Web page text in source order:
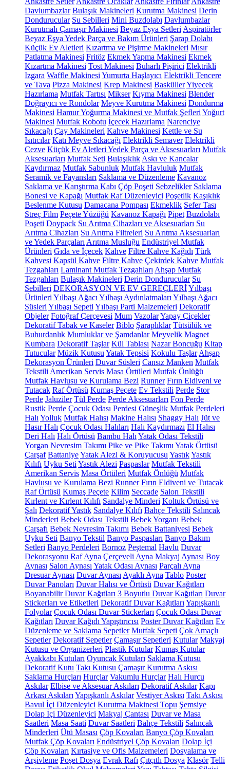
Davlumbazlar Bulaşık Makineleri Kurutma Makinesi Derin
Dondurucular Su Sebilleri Mini Buzdolabı Davlumbazlar
Kurutmalı Çamaşır Makinesi Beyaz Eşya Setleri Aspiratörler
Beyaz Eşya Yedek Parça ve Bakım Ürünleri Şarap Dolabı
Küçük Ev Aletleri Kızartma ve Pişirme Makineleri Mısır
Patlatma Makinesi Fritöz Ekmek Yapma Makinesi Ekmek
Kızartma Makinesi Tost Makinesi Buharlı Pişirici Elektrikli
Izgara Waffle Makinesi Yumurta Haşlayıcı Elektrikli Tencere
ve Tava Pizza Makinesi Krep Makinesi BasküllerYiyecek
Hazırlama Mutfak Tartısı Mikser Kıyma Makinesi Blender
Doğrayıcı ve Rondolar Meyve Kurutma Makinesi Dondurma
Makinesi Hamur Yoğurma Makinesi ve Mutfak Şefleri Yoğurt
Makinesi Mutfak Robotu İçecek Hazırlama Narenciye
Sıkacağı Çay Makineleri Kahve Makinesi Kettle ve Su
Isıtıcılar Katı Meyve Sıkacağı Elektrikli Semaver Elektrikli
Cezve Küçük Ev Aletleri Yedek Parça ve Aksesuarları Mutfak
Aksesuarları Mutfak Seti Bulaşıklık Askı ve Kancalar
Kaydırmaz Mutfak Sabunluk Mutfak Havluluk Mutfak
Seramik ve Fayansları Saklama ve Düzenleme Kavanoz
Saklama ve Karıştırma Kabı Çöp Poşeti Sebzelikler Saklama
Bonesi ve Kapağı Mutfak Raf Düzenleyici Poşetlik Kaşıklık
Beslenme Kutusu Damacana Pompası Ekmeklik Sefer Tası
Streç Film Peçete Yüzüğü Kavanoz Kapağı Pipet Buzdolabı
Poşeti Doypack Su Arıtma Cihazları ve Aksesuarları Su
Arıtma Cihazları Su Arıtma Filtreleri Su Arıtma Aksesuarları
ve Yedek Parçaları Arıtma Musluğu Endüstriyel Mutfak
Ürünleri Gıda ve İçecek Kahve Filtre Kahve Kağıdı Türk
Kahvesi Kapsül Kahve Filtre Kahve Çekirdek Kahve Mutfak
Tezgahları Laminant Mutfak Tezgahları Ahşap Mutfak
Tezgahları Bulaşık Makineleri Derin Dondurucular Su
Sebilleri DEKORASYON VE EV GEREÇLERİYılbaşı
Ürünleri Yılbaşı Ağacı Yılbaşı Aydınlatmaları Yılbaşı Ağacı
Süsleri Yılbaşı Sepeti Yılbaşı Parti Malzemeleri Dekoratif
Objeler Fotoğraf Çerçevesi Mum VazolarYapay Çiçekler
Dekoratif Tabak ve Kaseler Biblo Şaraplıklar Tütsülük ve
Buhurdanlık Mumluklar ve Şamdanlar Meyvelik Magnet
Kumbara Dekoratif Taşlar Kül Tablası Nazar Boncuğu Kitap
Tutucular Müzik Kutusu Yatak Tepsisi Kokulu Taşlar Ahşap
Dekorasyon Ürünleri Duvar Süsleri Cansız Manken Mutfak
Tekstili Amerikan Servis Masa Örtüleri Mutfak Önlüğü
Mutfak Havlusu ve Kurulama Bezi Runner Fırın Eldiveni ve
Tutacak Raf Örtüsü Kumaş Peçete Ev Tekstili Perde Stor
Perde Jaluziler Tül Perde Perde Aksesuarları Fon Perde
Rustik Perde Çocuk Odası Perdesi Güneşlik Mutfak Perdeleri
Halı Yolluk Mutfak Halısı Makine Halısı Shaggy Halı Jüt ve
Hasır Halı Çocuk Odası Halıları Halı Kaydırmazı El Halısı
Deri Halı Halı Örtüsü Bambu Halı Yatak Odası Tekstili
Yorgan Nevresim Takımı Pike ve Pike Takımı Yatak Örtüsü
Çarşaf BattaniyeYatak Alezi & Koruyucusu YastıkYastık
Kılıfı Uyku Seti Yastık Alezi Paspaslar Mutfak Tekstili
Amerikan Servis Masa Örtüleri Mutfak Önlüğü Mutfak
Havlusu ve Kurulama Bezi Runner Fırın Eldiveni ve Tutacak
Raf Örtüsü Kumaş Peçete Kilim Seccade Salon Tekstili
Kırlent ve Kırlent Kılıfı Sandalye Minderi Koltuk Örtüsü ve
Şalı Dekoratif Yastık Sandalye Kılıfı Bahçe Tekstili Salıncak
Minderleri Bebek Odası Tekstili Bebek Yorganı Bebek
Çarşafı Bebek Nevresim Takımı Bebek Battaniyesi Bebek
Uyku Seti Banyo Tekstil Banyo Paspasları Banyo Bakım
Setleri Banyo Perdeleri Bornoz Peştemal Havlu Duvar
Dekorasyonu Raf Ayna Çerçeveli Ayna Makyaj Aynası Boy
Aynası Salon Aynası Yatak Odası Aynası Parçalı Ayna
Dresuar Aynası Duvar Aynası Ayaklı Ayna Tablo Poster
Duvar Panoları Duvar Halısı ve Örtüsü Duvar Kağıtları
Boyanabilir Duvar Kağıtları 3 Boyutlu Duvar Kağıtları Duvar
Stickerları ve Etiketleri Dekoratif Duvar Kağıtları Yapışkanlı
Folyolar Çocuk Odası Duvar Stickerları Çocuk Odası Duvar
Kağıtları Duvar Kağıdı Yapıştırıcısı Poster Duvar Kağıtları Ev
Düzenleme ve Saklama Sepetler Mutfak Sepeti Çok Amaçlı
Sepetler Dekoratif Sepetler Çamaşır Sepetleri Kutular Makyaj
Kutusu ve Organizerleri Plastik Kutular Kumaş Kutular
Ayakkabı Kutuları Oyuncak Kutuları Saklama Kutusu
Dekoratif Kutu Takı Kutusu Çamaşır Kurutma Askısı
Saklama Hurçları Hurçlar Vakumlu Hurçlar Halı Hurcu
Askılar Elbise ve Aksesuar Askıları Dekoratif Askılar Kapı
Arkası Askıları Yapışkanlı Askılar Vestiyer Askısı Takı Askısı
Bavul İçi Düzenleyici Kurutma Makinesi Topu Şemsiye
Dolap İçi Düzenleyici Makyaj Çantası Duvar ve Masa
Saatleri Masa Saati Duvar Saatleri Bahçe Tekstili Salıncak
Minderleri Ütü Masası Çöp Kovaları Banyo Çöp Kovaları
Mutfak Çöp Kovaları Endüstriyel Çöp Kovaları Dolap İçi
Çöp Kovaları Kırtasiye ve Ofis Malzemeleri Dosyalama ve
Arşivleme Poşet Dosya Evrak Rafı Çıtçıtlı Dosya Klasör Telli